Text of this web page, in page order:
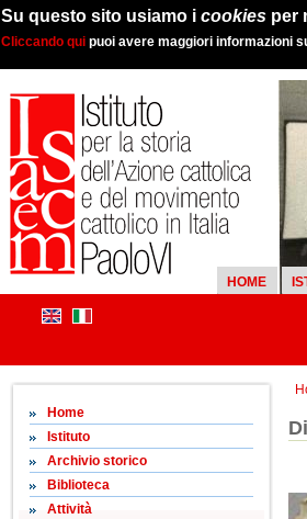
Su questo sito usiamo i cookies per
Cliccando qui puoi avere maggiori informazioni
HOME
Home
Istituto
Archivio storico
Biblioteca
Attività